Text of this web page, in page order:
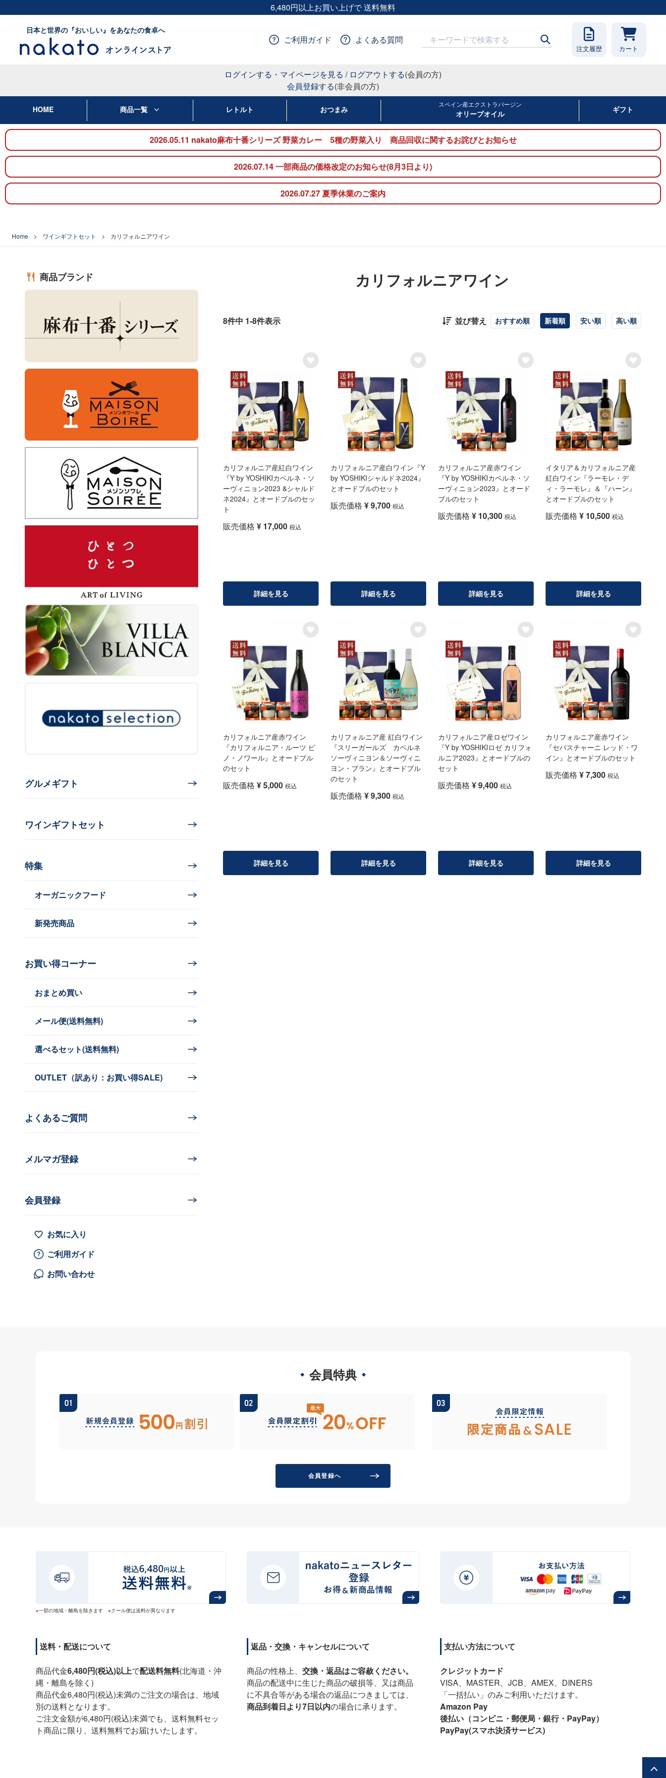
6,480円以上お買い上げで 送料無料
日本と世界の『おいしい』をあなたの食卓へ
ご利用ガイド よくある質問
注文履歴 カート
ログインする・マイページを見る / ログアウトする(会員の方)
会員登録する(非会員の方)
HOME 商品一覧 レトルト おつまみ
スペイン産エクストラバージン
オリーブオイル ギフト
2026.05.11 nakato麻布十番シリーズ 野菜カレー 5種の野菜入り 商品回収に関するお詫びとお知らせ
2026.07.14 一部商品の価格改定のお知らせ(8月3日より)
2026.07.27 夏季休業のご案内
Home ワインギフトセット カリフォルニアワイン
商品ブランド
グルメギフト
ワインギフトセット
特集
オーガニックフード
新発売商品
お買い得コーナー
おまとめ買い
メール便(送料無料)
選べるセット(送料無料)
OUTLET（訳あり：お買い得SALE)
よくあるご質問
メルマガ登録
会員登録
お気に入り
ご利用ガイド
お問い合わせ
カリフォルニアワイン
並び替え おすすめ順 新着順 安い順 高い順
8件中 1-8件表示
カリフォルニア産紅白ワイン
『Y by YOSHIKIカベルネ・ソ
ーヴィニョン2023 &シャルド
ネ2024』とオードブルのセッ
ト
販売価格 ¥ 17,000 税込
詳細を見る
カリフォルニア産白ワイン『Y
by YOSHIKIシャルドネ2024』
とオードブルのセット
販売価格 ¥9,700 税込
詳細を見る
カリフォルニア産赤ワイン
『Y by YOSHIKIカベルネ・ソ
ーヴィニョン2023』とオード
ブルのセット
販売価格 ¥ 10,300 税込
詳細を見る
イタリア＆カリフォルニア産
紅白ワイン『ラーモレ・デ
ィ・ラーモレ』＆『ハーン』
とオードブルのセット
販売価格 ¥ 10,500 税込
詳細を見る
カリフォルニア産赤ワイン
『カリフォルニア・ルーツ ピ
ノ・ノワール』とオードブル
のセット
販売価格 ¥5,000 税込
詳細を見る
カリフォルニア産 紅白ワイン
『スリーガールズ カベルネ
ソーヴィニヨン＆ソーヴィニ
ヨン・ブラン』とオードブル
のセット
販売価格 ¥9,300 税込
詳細を見る
カリフォルニア産ロゼワイン
『Y by YOSHIKIロゼ カリフォ
ルニア2023』とオードブルの
セット
販売価格 ¥9,400 税込
詳細を見る
カリフォルニア産赤ワイン
『セバスチャーニ レッド・ワ
イン』とオードブルのセット
販売価格 ¥7,300 税込
詳細を見る
会員特典
会員登録へ
※一部の地域・離島を除きます ※クール便は送料が異なります
送料・配送について
商品代金6,480円(税込)以上で配送料無料(北海道・沖
縄・離島を除く)
商品代金6,480円(税込)未満のご注文の場合は、地域
別の送料となります。
ご注文金額が6,480円(税込)未満でも、送料無料セッ
ト商品に限り、送料無料でお届けいたします。
返品・交換・キャンセルについて
商品の性格上、 交換・返品はご容赦ください。
商品の配送中に生じた商品の破損等、又は商品
に不具合等がある場合の返品につきましては、
商品到着日より7日以内の場合に承ります。
支払い方法について
クレジットカード
VISA、MASTER、JCB、AMEX、DINERS
「一括払い」のみご利用いただけます。
Amazon Pay
後払い（コンビニ・郵便局・銀行・PayPay）
PayPay(スマホ決済サービス)